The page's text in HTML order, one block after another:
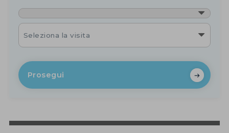
Seleziona la visita
Prosegui